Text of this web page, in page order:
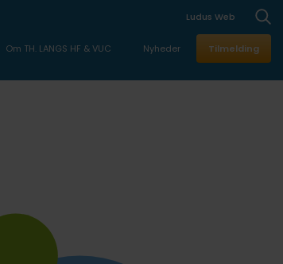
Ludus Web
Om TH. LANGS HF & VUC Nyheder Tilmelding